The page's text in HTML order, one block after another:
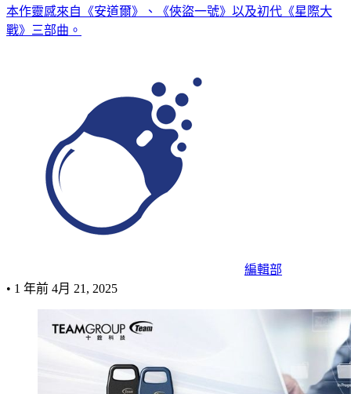
本作靈感來自《安道爾》、《俠盜一號》以及初代《星際大
戰》三部曲。
編輯部
• 1 年前 4月 21, 2025